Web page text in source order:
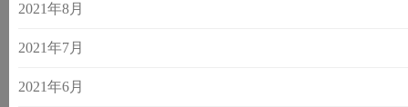
2021年8月
2021年7月
2021年6月